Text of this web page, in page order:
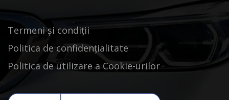
Termeni și condiții
Politica de confidențialitate
Politica de utilizare a Cookie-urilor